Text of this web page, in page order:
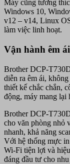
Máy cũng tương
Windows 10,
v12 – v14, Linux
làm việc linh hoạt.
Vận hành êm
Brother DCP-
diễn ra êm ái,
thiết kế chắc chắn,
động, máy mang lại
Brother DCP-
cho văn phòng nhỏ
nhanh, khả năng
Với hệ thống mực
Wi-Fi tiện lợi và
đáng đầu tư cho